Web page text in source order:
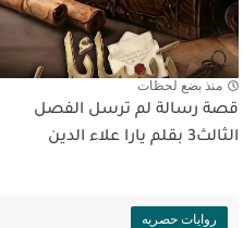
منذ بضع لحظات
قصة رسالة لم ترسل الفصل
الثالث3 بقلم يارا علاء الدين
روايات حصريه